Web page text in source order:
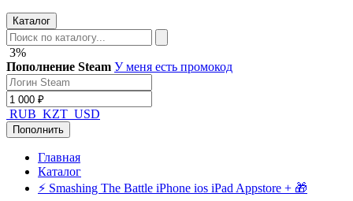
Каталог
3%
Пополнение Steam У меня есть промокод
RUB KZT USD
Пополнить
Главная
Каталог
⚡️ Smashing The Battle iPhone ios iPad Appstore + 🎁